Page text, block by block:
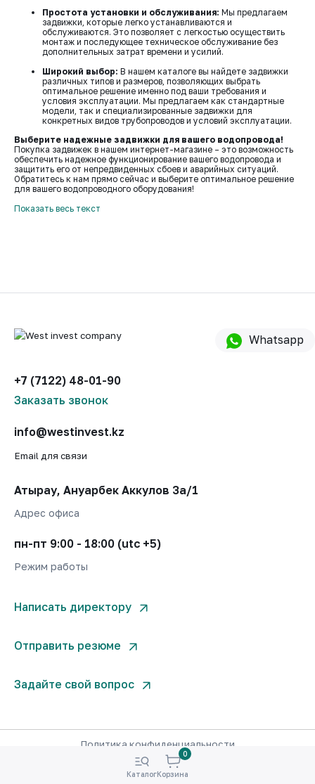
КаталогКорзина
0
Простота установки и обслуживания: Мы предлагаем
задвижки, которые легко устанавливаются и
обслуживаются. Это позволяет с легкостью осуществить
монтаж и последующее техническое обслуживание без
дополнительных затрат времени и усилий.
Широкий выбор: В нашем каталоге вы найдете задвижки
различных типов и размеров, позволяющих выбрать
оптимальное решение именно под ваши требования и
условия эксплуатации. Мы предлагаем как стандартные
модели, так и специализированные задвижки для
конкретных видов трубопроводов и условий эксплуатации.
Выберите надежные задвижки для вашего водопровода!
Покупка задвижек в нашем интернет-магазине – это возможность
обеспечить надежное функционирование вашего водопровода и
защитить его от непредвиденных сбоев и аварийных ситуаций.
Обратитесь к нам прямо сейчас и выберите оптимальное решение
для вашего водопроводного оборудования!
Показать весь текст
+7 (7122) 48-01-90
Заказать звонок
info@westinvest.kz
Email для связи
Атырау, Ануарбек Аккулов 3а/1
Адрес офиса
пн-пт 9:00 - 18:00 (utc +5)
Режим работы
Whatsapp
Написать директору
Отправить резюме
Задайте свой вопрос
© West Invest Company 2000-2026. Все права защищены.
Политика конфиденциальности